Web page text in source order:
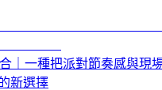
｜一種把派對節奏感與現
新選擇